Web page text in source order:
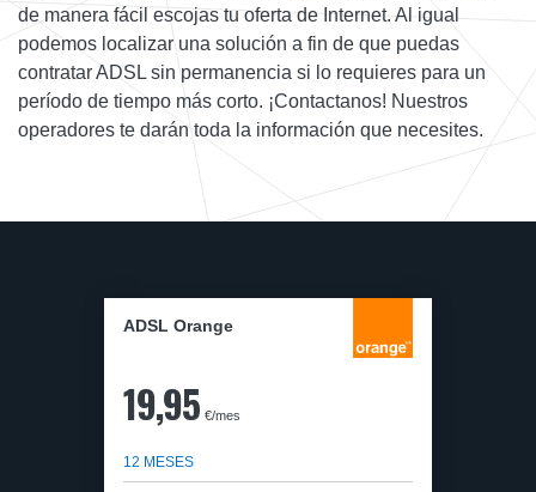
de manera fácil escojas tu oferta de Internet. Al igual
podemos localizar una solución a fin de que puedas
contratar ADSL sin permanencia si lo requieres para un
período de tiempo más corto. ¡Contactanos! Nuestros
operadores te darán toda la información que necesites.
ADSL Orange
19,95 €/mes
12 MESES